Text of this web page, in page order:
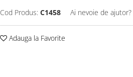
Cod Produs: C1458 Ai nevoie de ajutor?
Adauga la Favorite